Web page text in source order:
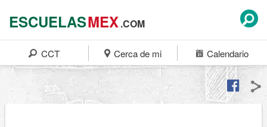
ESCUELASMEX.COM
CCT Cerca de mi Calendario